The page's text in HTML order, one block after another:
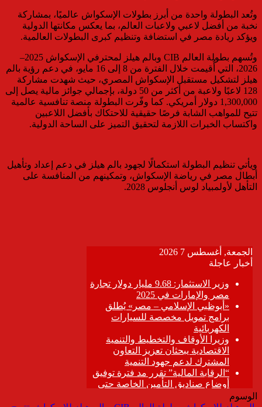
وتُعد البطولة واحدة من أبرز بطولات الإسكواش عالميًا، بمشاركة
نخبة من أفضل لاعبي ولاعبات العالم، بما يعكس مكانتها الدولية
ويؤكد ريادة مصر في استضافة وتنظيم كبرى البطولات العالمية.
وتُسهم بطولة العالم CIB وبالم هيلز لمحترفي الإسكواش 2025–
2026، التي أُقيمت خلال الفترة من 8 إلى 16 مايو، في دعم رؤية بالم
هيلز لتشكيل مستقبل الإسكواش المصري، حيث شهدت مشاركة
128 لاعبًا ولاعبة من أكثر من 50 دولة، بإجمالي جوائز مالية يصل إلى
1,300,000 دولار أمريكي. كما وفّرت البطولة منصة تنافسية عالمية
تتيح للمواهب الشابة فرصًا حقيقية للاحتكاك بأفضل اللاعبين
واكتساب الخبرات اللازمة لتحقيق التميز على الساحة الدولية.
ويأتي تنظيم البطولة استكمالًا لجهود بالم هيلز في دعم إعداد وتأهيل
أبطال مصر في رياضة الإسكواش، وتمكينهم من المنافسة على
التأهل لأولمبياد لوس أنجلوس 2028.
الوسوم